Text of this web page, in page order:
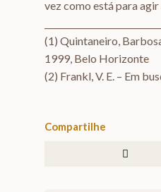
vez como está para
(1) Quintaneiro,
1999, Belo Horizonte
(2) Frankl, V. E. – Em
Compartilhe